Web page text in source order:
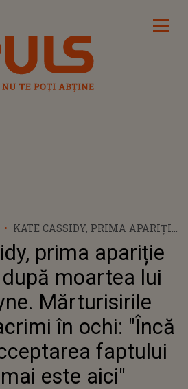
KATE CASSIDY, PRIMA APARIȚIE
TELEVIZATĂ DUPĂ MOARTEA
LUI LIAM PAYNE.
MĂRTURISIRILE FĂCUTE CU
LACRIMI ÎN OCHI: "ÎNCĂ
LUCREZ LA ACCEPTAREA
FAPTULUI CĂ NU MAI ESTE
AICI"
prima apariție
moartea lui
Mărturisirile
în ochi: "Încă
faptului
este aici"